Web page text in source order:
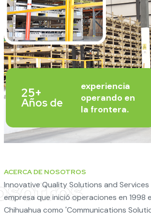
ACERCA DE NOSOTROS
Innovative Quality Solutions and Services
empresa que inició operaciones en 1998
Chihuahua como 'Communications
25+
Años de
experiencia
operando en
la frontera.